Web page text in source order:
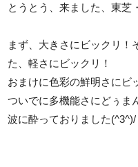
とうとう、来ました、東芝
まず、大きさにビックリ！
た、軽さにビックリ！
おまけに色彩の鮮明さにビ
ついでに多機能さにどぅま
波に酔っておりました(^3^)/